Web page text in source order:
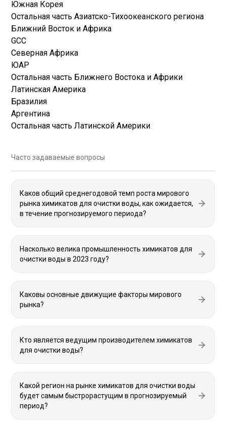
Южная Корея
Остальная часть Азиатско-Тихоокеанского региона
Ближний Восток и Африка
GCC
Северная Африка
ЮАР
Остальная часть Ближнего Востока и Африки
Латинская Америка
Бразилия
Аргентина
Остальная часть Латинской Америки
Часто задаваемые вопросы
Каков общий среднегодовой темп роста мирового
рынка химикатов для очистки воды, как ожидается,
в течение прогнозируемого периода?
Насколько велика промышленность химикатов для
очистки воды в 2023 году?
Каковы основные движущие факторы мирового
рынка?
Кто является ведущим производителем химикатов
для очистки воды?
Какой регион на рынке химикатов для очистки воды
будет самым быстрорастущим в прогнозируемый
период?